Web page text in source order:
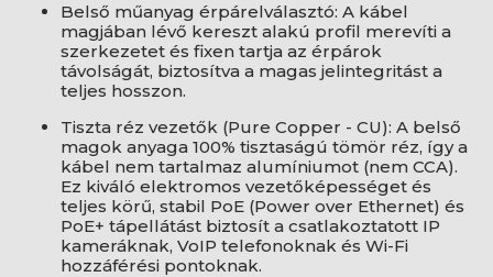
Belső műanyag érpárelválasztó: A kábel
magjában lévő kereszt alakú profil merevíti a
szerkezetet és fixen tartja az érpárok
távolságát, biztosítva a magas jelintegritást a
teljes hosszon.
Tiszta réz vezetők (Pure Copper - CU): A belső
magok anyaga 100% tisztaságú tömör réz, így a
kábel nem tartalmaz alumíniumot (nem CCA).
Ez kiváló elektromos vezetőképességet és
teljes körű, stabil PoE (Power over Ethernet) és
PoE+ tápellátást biztosít a csatlakoztatott IP
kameráknak, VoIP telefonoknak és Wi-Fi
hozzáférési pontoknak.